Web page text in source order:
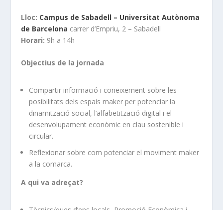
Lloc: Campus de Sabadell – Universitat Autònoma
de Barcelona carrer d’Empriu, 2 – Sabadell
Horari: 9h a 14h
Objectius de la jornada
Compartir informació i coneixement sobre les
posibilitats dels espais maker per potenciar la
dinamització social, l’alfabetització digital i el
desenvolupament econòmic en clau sostenible i
circular.
Reflexionar sobre com potenciar el moviment maker
a la comarca.
A qui va adreçat?